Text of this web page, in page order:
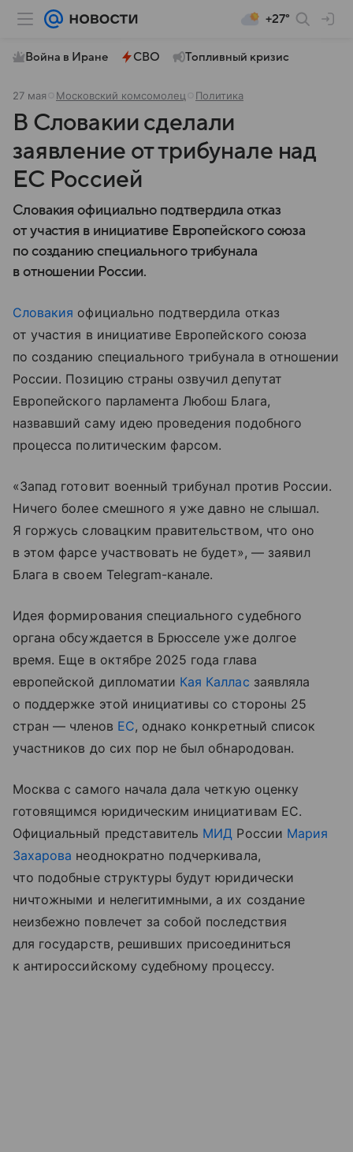
+27°
Война в Иране СВО Топливный кризис
27 мая Московский комсомолец Политика
В Словакии сделали
заявление от трибунале над
ЕС Россией
Словакия официально подтвердила отказ
от участия в инициативе Европейского союза
по созданию специального трибунала
в отношении России.
Словакия официально подтвердила отказ
от участия в инициативе Европейского союза
по созданию специального трибунала в отношении
России. Позицию страны озвучил депутат
Европейского парламента Любош Блага,
назвавший саму идею проведения подобного
процесса политическим фарсом.
«Запад готовит военный трибунал против России.
Ничего более смешного я уже давно не слышал.
Я горжусь словацким правительством, что оно
в этом фарсе участвовать не будет», — заявил
Блага в своем Telegram-канале.
Идея формирования специального судебного
органа обсуждается в Брюсселе уже долгое
время. Еще в октябре 2025 года глава
европейской дипломатии Кая Каллас заявляла
о поддержке этой инициативы со стороны 25
стран — членов ЕС, однако конкретный список
участников до сих пор не был обнародован.
Москва с самого начала дала четкую оценку
готовящимся юридическим инициативам ЕС.
Официальный представитель МИД России Мария
Захарова неоднократно подчеркивала,
что подобные структуры будут юридически
ничтожными и нелегитимными, а их создание
неизбежно повлечет за собой последствия
для государств, решивших присоединиться
к антироссийскому судебному процессу.